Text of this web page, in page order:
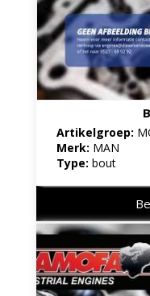
Artikelgroep:
Merk: MAN
Type: bout